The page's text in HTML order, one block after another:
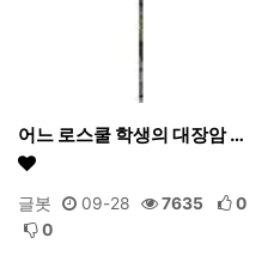
어느 로스쿨 학생의 대장암 …
글봇 09-28 7635
0
0